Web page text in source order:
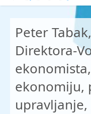
Peter
Direktora-
ekonomiju,
upravljanje,